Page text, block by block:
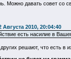
Можно давать совет со
2010, 20:04:40
есть насилие в
других решают, что есть